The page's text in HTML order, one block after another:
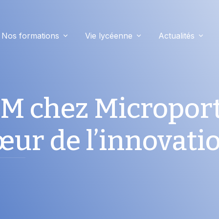
Nos formations Vie lycéenne Actualités
chez
de